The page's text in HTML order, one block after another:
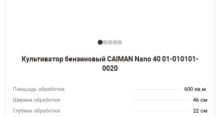
Культиватор бензиновый CAIMAN Nano 40 01-010101-
0020
Площадь обработки
600 кв.м.
Ширина обработки
46 см
Глубина обработки
22 см